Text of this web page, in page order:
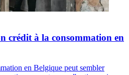
crédit à la consommation en
en Belgique peut sembler